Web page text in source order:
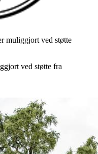
muliggjort ved støtte
ved støtte fra